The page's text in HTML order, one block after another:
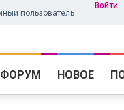
пользователь
Войти
НОВОЕ